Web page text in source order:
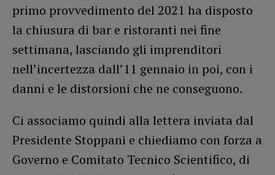
primo provvedimento del 2021 ha disposto
la chiusura di bar e ristoranti nei fine
settimana, lasciando gli imprenditori
nell’incertezza dall’11 gennaio in poi, con i
danni e le distorsioni che ne conseguono.
Ci associamo quindi alla lettera inviata dal
Presidente Stoppani e chiediamo con forza a
Governo e Comitato Tecnico Scientifico, di